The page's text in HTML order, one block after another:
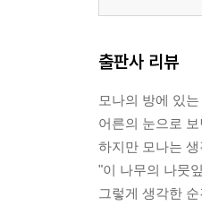
출판사 리뷰
모나의 방에 있
어른의 눈으로
하지만 모나는
"이 나무의 나뭇
그렇게 생각한